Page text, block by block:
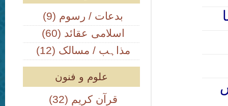
(9) بدعات / رسوم
(60) اسلامی عقائد
(12) مذاہب / مسالک
علوم و فنون
(32) قرآن کریم